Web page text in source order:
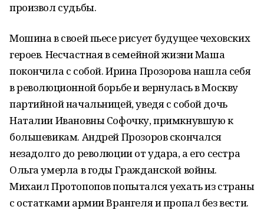
произвол судьбы.
Мошина в своей пьесе рисует будущее чеховских
героев. Несчастная в семейной жизни Маша
покончила с собой. Ирина Прозорова нашла себя
в революционной борьбе и вернулась в Москву
партийной начальницей, уведя с собой дочь
Наталии Ивановны Софочку, примкнувшую к
большевикам. Андрей Прозоров скончался
незадолго до революции от удара, а его сестра
Ольга умерла в годы Гражданской войны.
Михаил Протопопов попытался уехать из страны
с остатками армии Врангеля и пропал без вести.